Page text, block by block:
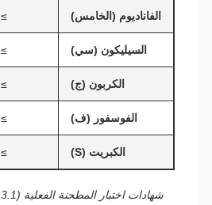
الفاناديوم (الخامس) ≥ 0.35
السيليكون (سي) ≥ 0.08
الكربون (ج) ≥ 0.01
الفوسفور (ف) ≥ 0.04
الكبريت (S) ≥ 0.03